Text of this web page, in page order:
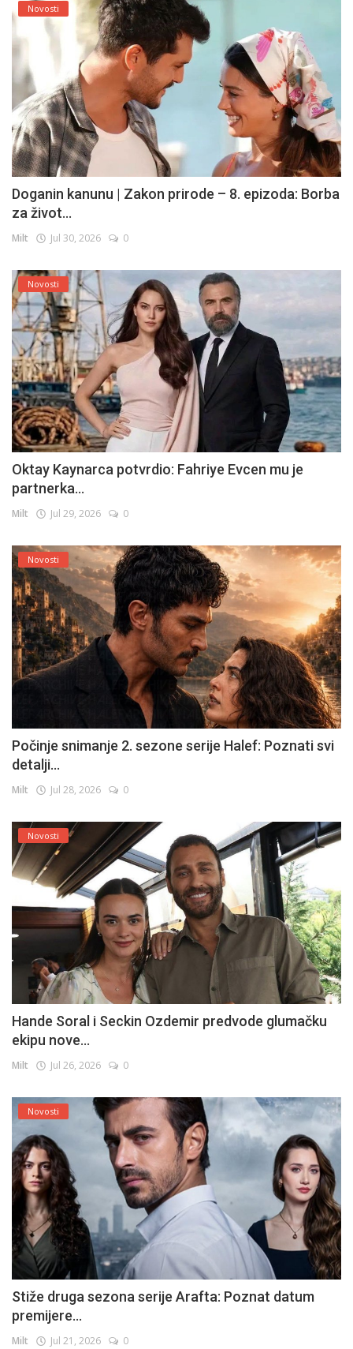
Novosti
Doganin kanunu | Zakon prirode – 8. epizoda: Borba
za život...
Milt Jul 30, 2026 0
Novosti
Oktay Kaynarca potvrdio: Fahriye Evcen mu je
partnerka...
Milt Jul 29, 2026 0
Novosti
Počinje snimanje 2. sezone serije Halef: Poznati svi
detalji...
Milt Jul 28, 2026 0
Novosti
Hande Soral i Seckin Ozdemir predvode glumačku
ekipu nove...
Milt Jul 26, 2026 0
Novosti
Stiže druga sezona serije Arafta: Poznat datum
premijere...
Milt Jul 21, 2026 0